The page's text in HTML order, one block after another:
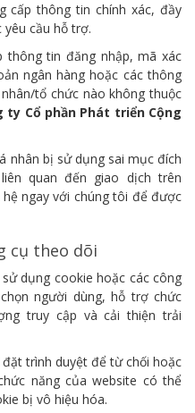
cấp thông tin chính xác, đầy
cầu hỗ trợ.
thông tin đăng nhập, mã xác
ngân hàng hoặc các thông
tổ chức nào không thuộc
ty Cổ phần Phát triển Cộng
nhân bị sử dụng sai mục đích
quan đến giao dịch trên
ngay với chúng tôi để được
cụ theo dõi
dụng cookie hoặc các công
người dùng, hỗ trợ chức
truy cập và cải thiện trải
trình duyệt để từ chối hoặc
năng của website có thể
bị vô hiệu hóa.